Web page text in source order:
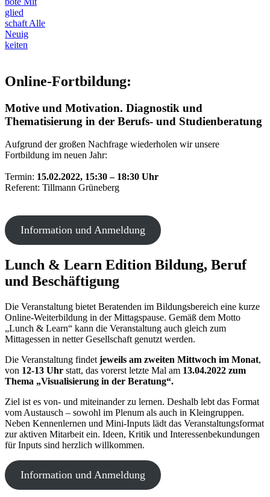
glied
schaft Alle
Neuig
keiten
Online-Fortbildung:
Motive und Motivation. Diagnostik und
Thematisierung in der Berufs- und Studienberatung
Aufgrund der großen Nachfrage wiederholen wir unsere
Fortbildung im neuen Jahr:
Termin: 15.02.2022, 15:30 – 18:30 Uhr
Referent: Tillmann Grüneberg
Information und Anmeldung
Lunch & Learn Edition Bildung, Beruf
und Beschäftigung
Die Veranstaltung bietet Beratenden im Bildungsbereich eine kurze
Online-Weiterbildung in der Mittagspause. Gemäß dem Motto
„Lunch & Learn“ kann die Veranstaltung auch gleich zum
Mittagessen in netter Gesellschaft genutzt werden.
Die Veranstaltung findet jeweils am zweiten Mittwoch im Monat,
von 12-13 Uhr statt, das vorerst letzte Mal am 13.04.2022 zum
Thema „Visualisierung in der Beratung“.
Ziel ist es von- und miteinander zu lernen. Deshalb lebt das Format
vom Austausch – sowohl im Plenum als auch in Kleingruppen.
Neben Kennenlernen und Mini-Inputs lädt das Veranstaltungsformat
zur aktiven Mitarbeit ein. Ideen, Kritik und Interessenbekundungen
für Inputs sind herzlich willkommen.
Information und Anmeldung